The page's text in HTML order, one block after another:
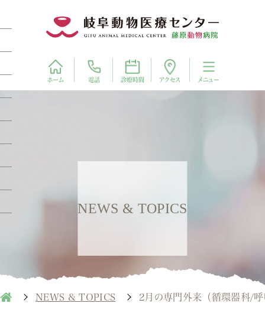
ホーム 電話 診療時間 アクセス メニュー
NEWS & TOPICS
NEWS & TOPICS 2月の専門外来（循環器科/